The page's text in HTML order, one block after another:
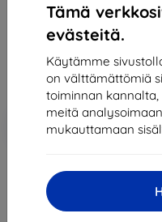
Tämä
evästeitä.
Käytämme
on välttämättömiä
toiminnan
meitä
mukauttamaan
240,89 €
216,80 €
Hinta ilman ALV:tä174,84 €
-10%
Alennus
EXTRA10
Loppuunmyyty